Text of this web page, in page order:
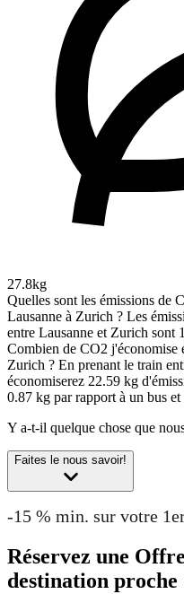
27.8kg
Quelles sont les émissions de
Lausanne à Zurich ? Les
entre Lausanne et Zurich sont
Combien de CO2 j'économise
Zurich ? En prenant le train
économiserez 22.59 kg
0.87 kg par rapport à un bus
Y a-t-il quelque chose que
Faites le nous savoir!
-15 % min. sur votre
Réservez une
destination